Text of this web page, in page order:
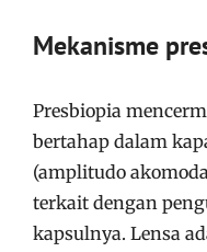
Mekanisme
Presbiopia
bertahap dalam
(amplitudo
terkait dengan
kapsulnya. Lensa